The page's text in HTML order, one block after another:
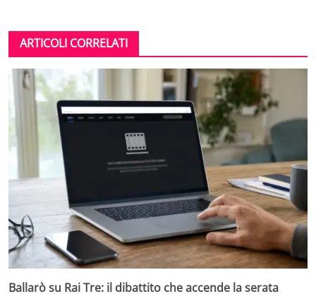
ARTICOLI CORRELATI
Ballarò su Rai Tre: il dibattito che accende la serata